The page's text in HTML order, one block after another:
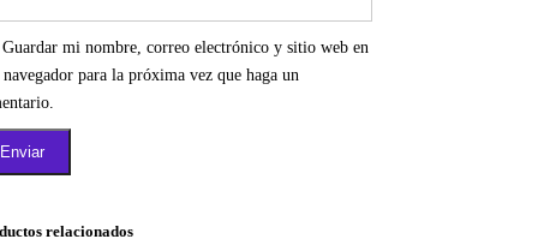
Guardar mi nombre, correo electrónico y sitio web en
navegador para la próxima vez que haga un
relacionados